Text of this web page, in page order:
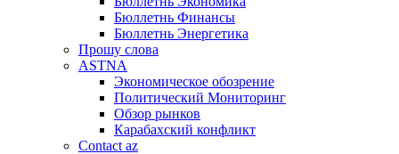
Бюллетнь Финансы
Бюллетнь Энергетика
Прошу слова
ASTNA
Экономическое обозрение
Политический Мониторинг
Обзор рынков
Карабахский конфликт
Contact az